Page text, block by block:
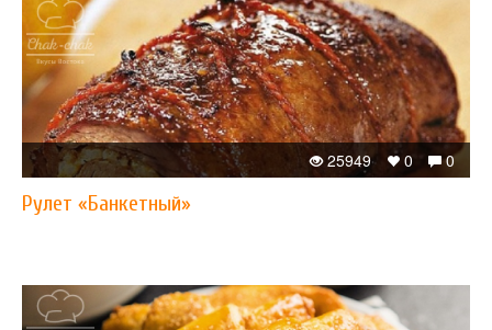
0
0
25949
Рулет «Банкетный»